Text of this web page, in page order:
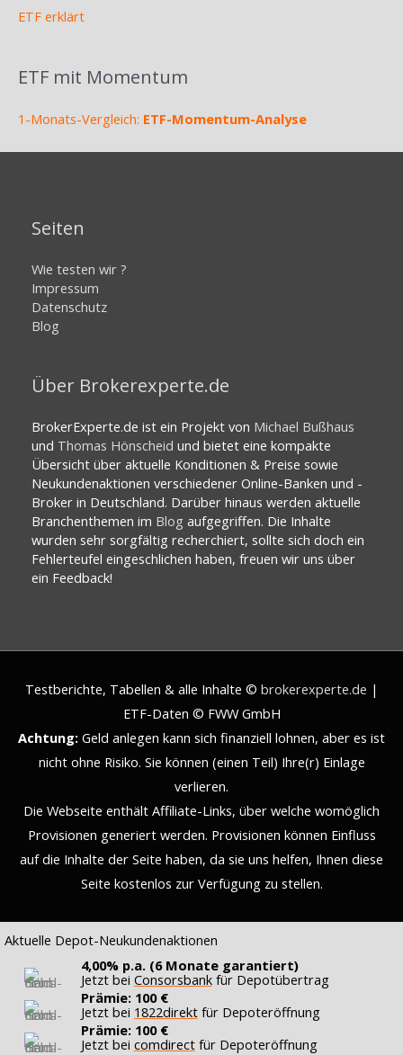
ETF erklärt
ETF mit Momentum
1-Monats-Vergleich: ETF-Momentum-Analyse
Seiten
Wie testen wir ?
Impressum
Datenschutz
Blog
Über Brokerexperte.de
BrokerExperte.de ist ein Projekt von Michael Bußhaus
und Thomas Hönscheid und bietet eine kompakte
Übersicht über aktuelle Konditionen & Preise sowie
Neukundenaktionen verschiedener Online-Banken und -
Broker in Deutschland. Darüber hinaus werden aktuelle
Branchenthemen im Blog aufgegriffen. Die Inhalte
wurden sehr sorgfältig recherchiert, sollte sich doch ein
Fehlerteufel eingeschlichen haben, freuen wir uns über
ein Feedback!
Testberichte, Tabellen & alle Inhalte © brokerexperte.de |
ETF-Daten © FWW GmbH
Achtung: Geld anlegen kann sich finanziell lohnen, aber es ist
nicht ohne Risiko. Sie können (einen Teil) Ihre(r) Einlage
verlieren.
Die Webseite enthält Affiliate-Links, über welche womöglich
Provisionen generiert werden. Provisionen können Einfluss
auf die Inhalte der Seite haben, da sie uns helfen, Ihnen diese
Seite kostenlos zur Verfügung zu stellen.
Aktuelle Depot-Neukundenaktionen
4,00% p.a. (6 Monate garantiert)
Jetzt bei Consorsbankfür Depotübertrag
Prämie: 100 €
Jetzt bei 1822direktfür Depoteröffnung
Prämie: 100 €
Jetzt bei comdirectfür Depoteröffnung